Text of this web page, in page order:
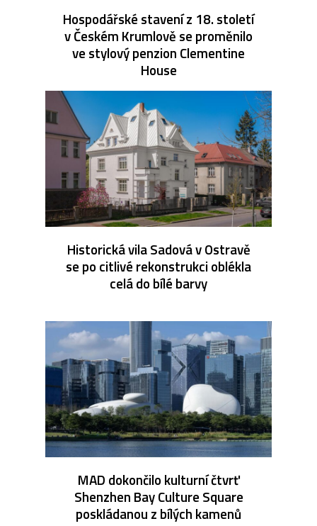
Hospodářské stavení z 18. století
v Českém Krumlově se proměnilo
ve stylový penzion Clementine
House
Historická vila Sadová v Ostravě
se po citlivé rekonstrukci oblékla
celá do bílé barvy
MAD dokončilo kulturní čtvrť
Shenzhen Bay Culture Square
poskládanou z bílých kamenů